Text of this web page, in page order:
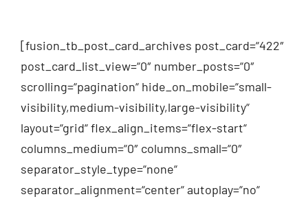
[fusion_tb_post_card_archives post_card=“422″
post_card_list_view=“0″ number_posts=“0″
scrolling=“pagination“ hide_on_mobile=“small-
visibility,medium-visibility,large-visibility“
layout=“grid“ flex_align_items=“flex-start“
columns_medium=“0″ columns_small=“0″
separator_style_type=“none“
separator_alignment=“center“ autoplay=“no“